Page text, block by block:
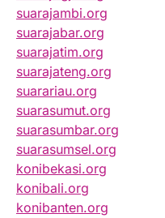
suarajambi.org
suarajabar.org
suarajatim.org
suarajateng.org
suarariau.org
suarasumut.org
suarasumbar.org
suarasumsel.org
konibekasi.org
konibali.org
konibanten.org